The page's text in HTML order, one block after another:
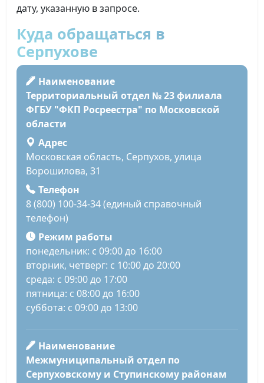
дату, указанную в запросе.
Куда обращаться в
Серпухове
Наименование
Территориальный отдел № 23 филиала
ФГБУ "ФКП Росреестра" по Московской
области
Адрес
Московская область, Серпухов, улица
Ворошилова, 31
Телефон
8 (800) 100-34-34 (единый справочный
телефон)
Режим работы
понедельник: с 09:00 до 16:00
вторник, четверг: с 10:00 до 20:00
среда: с 09:00 до 17:00
пятница: с 08:00 до 16:00
суббота: с 09:00 до 13:00
Наименование
Межмуниципальный отдел по
Серпуховскому и Ступинскому районам